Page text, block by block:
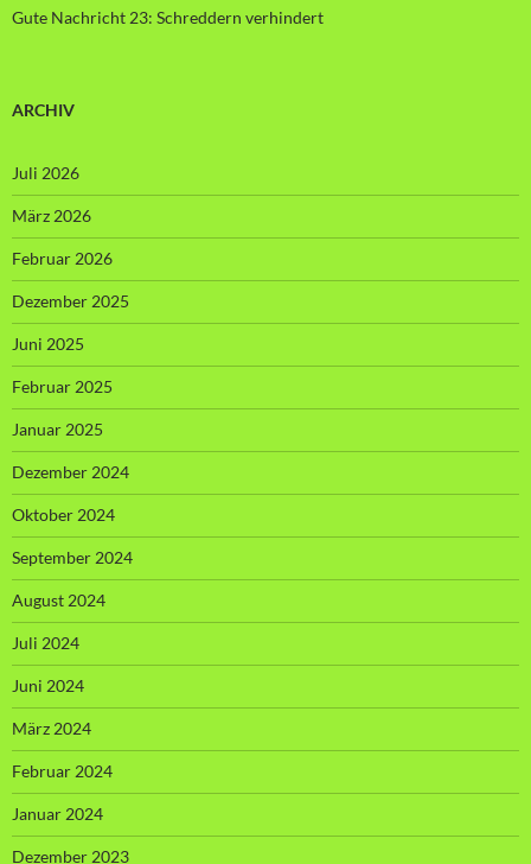
Gute Nachricht 23: Schreddern verhindert
ARCHIV
Juli 2026
März 2026
Februar 2026
Dezember 2025
Juni 2025
Februar 2025
Januar 2025
Dezember 2024
Oktober 2024
September 2024
August 2024
Juli 2024
Juni 2024
März 2024
Februar 2024
Januar 2024
Dezember 2023